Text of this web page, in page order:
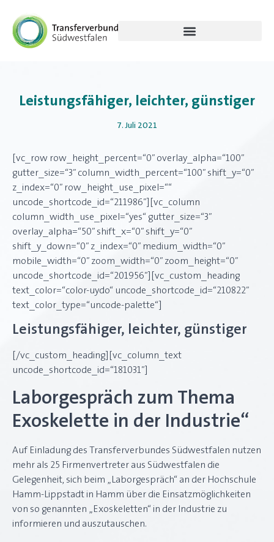
Leistungsfähiger, leichter, günstiger
7. Juli 2021
[vc_row row_height_percent=“0″ overlay_alpha=“100″
gutter_size=“3″ column_width_percent=“100″ shift_y=“0″
z_index=“0″ row_height_use_pixel=““
uncode_shortcode_id=“211986″][vc_column
column_width_use_pixel=“yes“ gutter_size=“3″
overlay_alpha=“50″ shift_x=“0″ shift_y=“0″
shift_y_down=“0″ z_index=“0″ medium_width=“0″
mobile_width=“0″ zoom_width=“0″ zoom_height=“0″
uncode_shortcode_id=“201956″][vc_custom_heading
text_color=“color-uydo“ uncode_shortcode_id=“210822″
text_color_type=“uncode-palette“]
Leistungsfähiger, leichter, günstiger
[/vc_custom_heading][vc_column_text
uncode_shortcode_id=“181031″]
Laborgespräch zum Thema
Exoskelette in der Industrie“
Auf Einladung des Transferverbundes Südwestfalen nutzen
mehr als 25 Firmenvertreter aus Südwestfalen die
Gelegenheit, sich beim „Laborgespräch“ an der Hochschule
Hamm-Lippstadt in Hamm über die Einsatzmöglichkeiten
von so genannten „Exoskeletten“ in der Industrie zu
informieren und auszutauschen.